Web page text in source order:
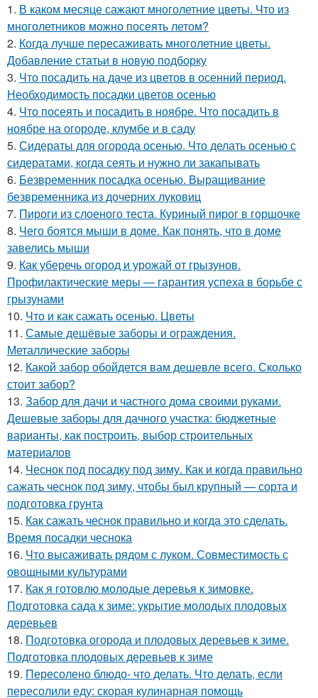
1. В каком месяце сажают многолетние цветы. Что из
многолетников можно посеять летом?
2. Когда лучше пересаживать многолетние цветы.
Добавление статьи в новую подборку
3. Что посадить на даче из цветов в осенний период.
Необходимость посадки цветов осенью
4. Что посеять и посадить в ноябре. Что посадить в
ноябре на огороде, клумбе и в саду
5. Сидераты для огорода осенью. Что делать осенью с
сидератами, когда сеять и нужно ли закапывать
6. Безвременник посадка осенью. Выращивание
безвременника из дочерних луковиц
7. Пироги из слоеного теста. Куриный пирог в горшочке
8. Чего боятся мыши в доме. Как понять, что в доме
завелись мыши
9. Как уберечь огород и урожай от грызунов.
Профилактические меры — гарантия успеха в борьбе с
грызунами
10. Что и как сажать осенью. Цветы
11. Самые дешёвые заборы и ограждения.
Металлические заборы
12. Какой забор обойдется вам дешевле всего. Сколько
стоит забор?
13. Забор для дачи и частного дома своими руками.
Дешевые заборы для дачного участка: бюджетные
варианты, как построить, выбор строительных
материалов
14. Чеснок под посадку под зиму. Как и когда правильно
сажать чеснок под зиму, чтобы был крупный — сорта и
подготовка грунта
15. Как сажать чеснок правильно и когда это сделать.
Время посадки чеснока
16. Что высаживать рядом с луком. Совместимость с
овощными культурами
17. Как я готовлю молодые деревья к зимовке.
Подготовка сада к зиме: укрытие молодых плодовых
деревьев
18. Подготовка огорода и плодовых деревьев к зиме.
Подготовка плодовых деревьев к зиме
19. Пересолено блюдо- что делать. Что делать, если
пересолили еду: скорая кулинарная помощь